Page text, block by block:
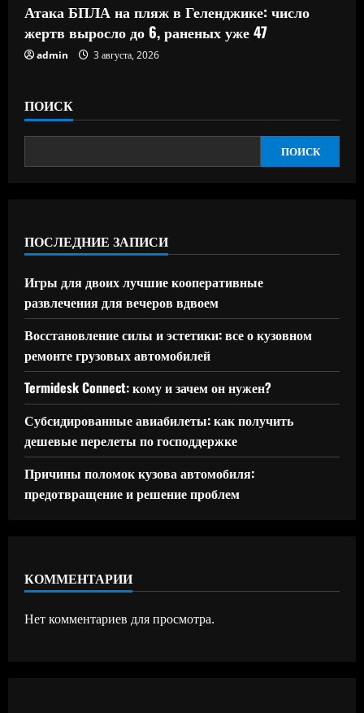
Атака БПЛА на пляж в Геленджике: число
жертв выросло до 6, раненых уже 47
admin 3 августа, 2026
ПОИСК
ПОИСК
ПОСЛЕДНИЕ ЗАПИСИ
Игры для двоих лучшие кооперативные
развлечения для вечеров вдвоем
Восстановление силы и эстетики: все о кузовном
ремонте грузовых автомобилей
Termidesk Connect: кому и зачем он нужен?
Субсидированные авиабилеты: как получить
дешевые перелеты по господдержке
Причины поломок кузова автомобиля:
предотвращение и решение проблем
КОММЕНТАРИИ
Нет комментариев для просмотра.